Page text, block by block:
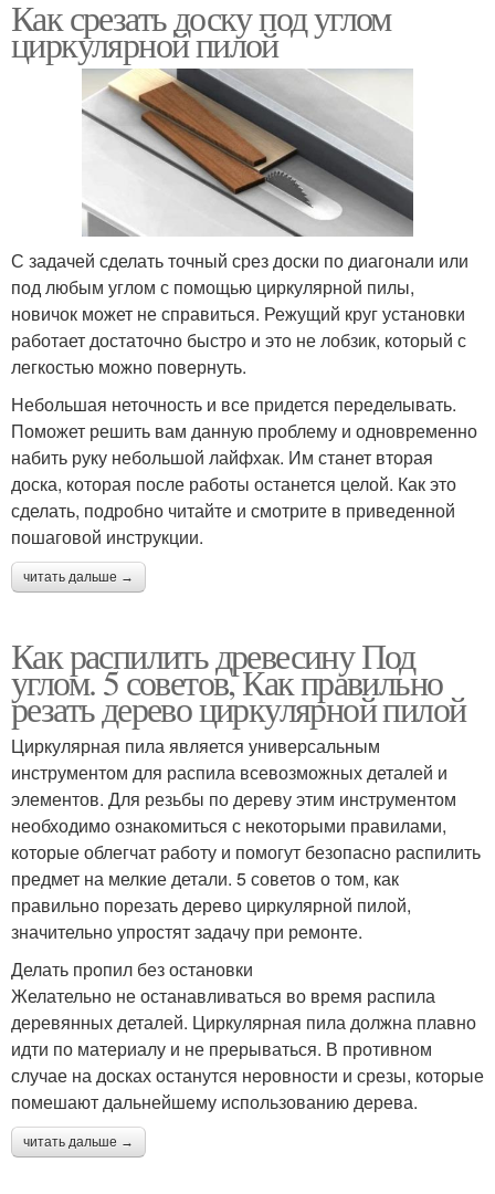
Как срезать доску под углом
циркулярной пилой
С задачей сделать точный срез доски по диагонали или
под любым углом с помощью циркулярной пилы,
новичок может не справиться. Режущий круг установки
работает достаточно быстро и это не лобзик, который с
легкостью можно повернуть.
Небольшая неточность и все придется переделывать.
Поможет решить вам данную проблему и одновременно
набить руку небольшой лайфхак. Им станет вторая
доска, которая после работы останется целой. Как это
сделать, подробно читайте и смотрите в приведенной
пошаговой инструкции.
читать дальше →
Как распилить древесину Под
углом. 5 советов, Как правильно
резать дерево циркулярной пилой
Циркулярная пила является универсальным
инструментом для распила всевозможных деталей и
элементов. Для резьбы по дереву этим инструментом
необходимо ознакомиться с некоторыми правилами,
которые облегчат работу и помогут безопасно распилить
предмет на мелкие детали. 5 советов о том, как
правильно порезать дерево циркулярной пилой,
значительно упростят задачу при ремонте.
Делать пропил без остановки
Желательно не останавливаться во время распила
деревянных деталей. Циркулярная пила должна плавно
идти по материалу и не прерываться. В противном
случае на досках останутся неровности и срезы, которые
помешают дальнейшему использованию дерева.
читать дальше →